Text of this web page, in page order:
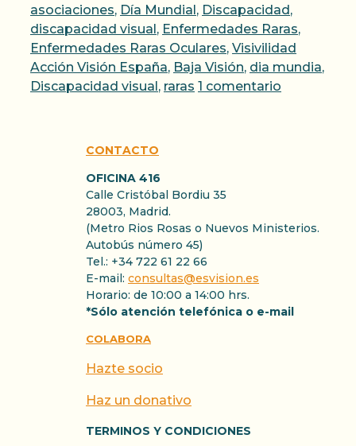
asociaciones, Día Mundial , Discapacidad ,
discapacidad visual , Enfermedades Raras,
Enfermedades Raras Oculares, Visivilidad
Acción Visión España, Baja Visión, dia mundia,
Discapacidad visual , raras 1 comentario
CONTACTO
OFICINA 416
Calle Cristóbal Bordiu 35
28003, Madrid.
(Metro Rios Rosas o Nuevos Ministerios.
Autobús número 45)
Tel.: +34 722 61 22 66
E-mail: consultas@esvision.es
Horario: de 10:00 a 14:00 hrs.
*Sólo atención telefónica o e-mail
COLABORA
Hazte socio
Haz un donativo
TERMINOS Y CONDICIONES